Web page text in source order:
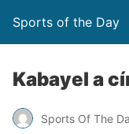
Sports of the Day
Kabayel a
Sports Of The